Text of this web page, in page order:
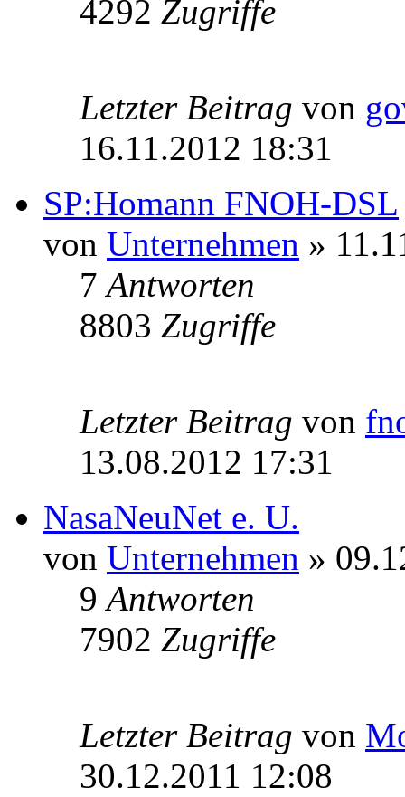
4292 Zugriffe
Letzter Beitrag von
16.11.2012 18:31
SP:Homann FNOH-DSL
von Unternehmen »
7Antworten
8803 Zugriffe
Letzter Beitrag von
13.08.2012 17:31
NasaNeuNet e. U.
von Unternehmen »
9Antworten
7902 Zugriffe
Letzter Beitrag von
30.12.2011 12:08